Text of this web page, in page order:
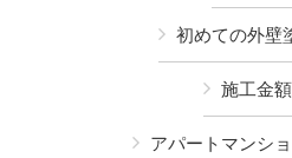
初めての外壁
施工金
アパートマンシ